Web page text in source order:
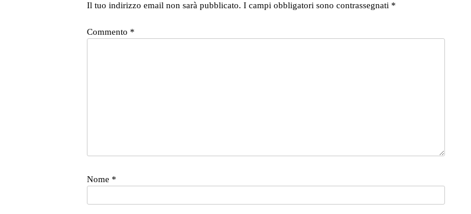
Il tuo indirizzo email non sarà pubblicato. I campi obbligatori sono contrassegnati *
Commento *
Nome *